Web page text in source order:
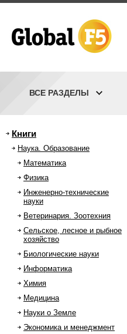
ВСЕ РАЗДЕЛЫ
Книги
Наука. Образование
Математика
Физика
Инженерно-технические
науки
Ветеринария. Зоотехния
Сельское, лесное и рыбное
хозяйство
Биологические науки
Информатика
Химия
Медицина
Науки о Земле
Экономика и менеджмент